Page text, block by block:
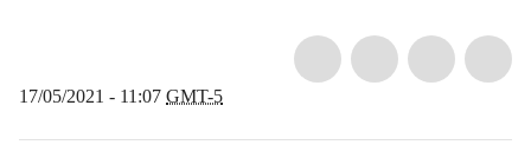
17/05/2021 - 11:07 GMT-5